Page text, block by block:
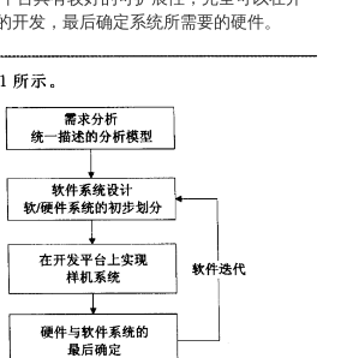
开发，最后确定系统所需要的硬件。